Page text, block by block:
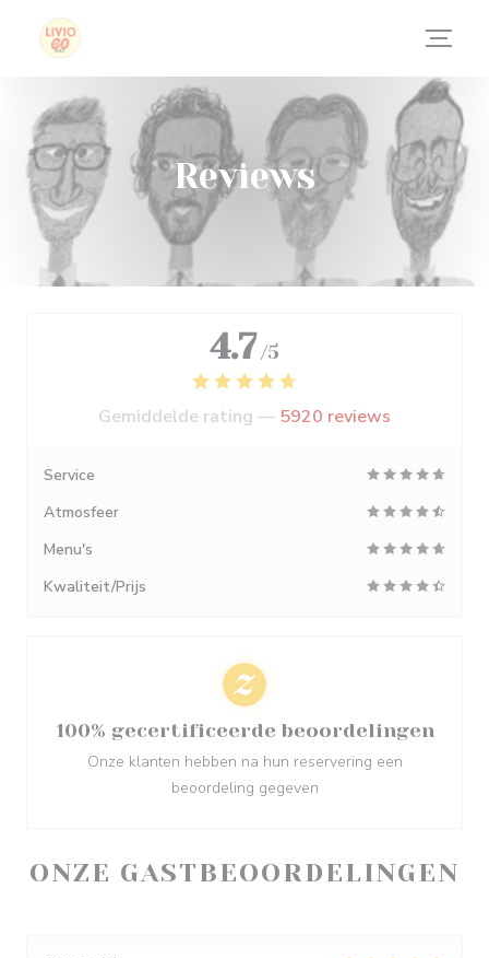
Cookies beheer paneel
Reviews
ONZE GASTBEOORDELINGEN
4.7 /5
Gemiddelde rating — 5920 reviews
Service
Atmosfeer
Menu's
Kwaliteit/Prijs
100% gecertificeerde beoordelingen
Onze klanten hebben na hun reservering een
beoordeling gegeven